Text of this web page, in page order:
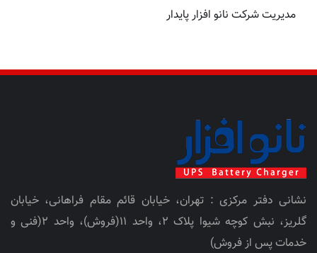
مدیریت شرکت نانو افزار پایدار
نشانی دفتر مرکزی : تهران، خیابان قائم مقام فراهانی، خیابان
گلریز، نبش کوچه شیوا پلاک 2، واحد 11(فروش)، واحد 2(فنی و
خدمات پس از فروش)